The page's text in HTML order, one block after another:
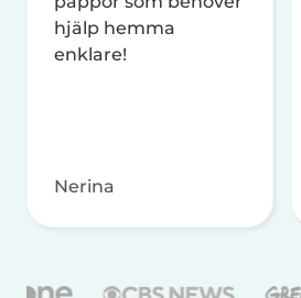
hjälp hemma
enklare!
Nerina